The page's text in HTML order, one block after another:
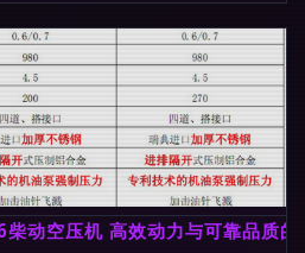
动空压机 高效动力与可靠品质的